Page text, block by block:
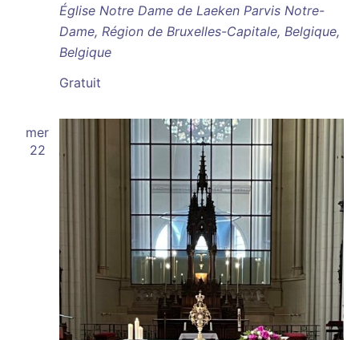
Église Notre Dame de Laeken Parvis Notre-
Dame, Région de Bruxelles-Capitale, Belgique,
Belgique
Gratuit
mer
22